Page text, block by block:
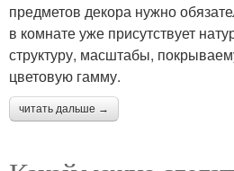
предметов декора нужно
в комнате уже присутствует
структуру, масштабы,
цветовую гамму.
читать дальше →